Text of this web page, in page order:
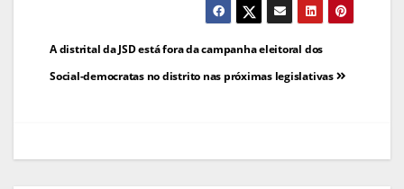
Navegação
de
A distrital da JSD está fora da campanha eleitoral dos
Social-democratas no distrito nas próximas legislativas